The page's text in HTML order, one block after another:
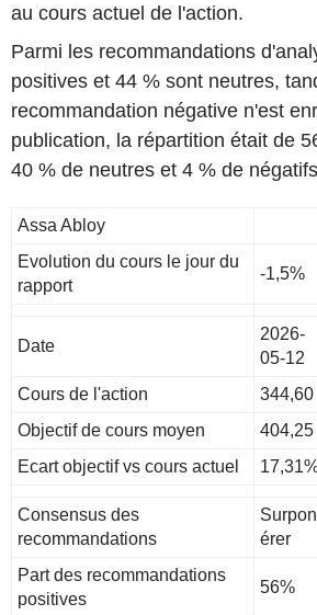
au cours actuel de l'action.
Parmi les recommandations
positives et 44 % sont neutres,
recommandation négative n'est
publication, la répartition était de
40 % de neutres et 4 % de
Assa Abloy
Evolution du cours le jour du
rapport
-1,5%
Date
2026-
05-12
Cours de l'action
344,60
Objectif de cours moyen
404,25
Ecart objectif vs cours actuel
Consensus des
recommandations
érer
Part des recommandations
positives
56%